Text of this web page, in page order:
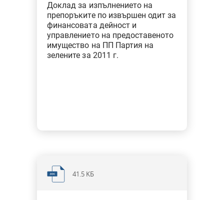
Доклад за изпълнението на
препоръките по извършен одит за
финансовата дейност и
управлението на предоставеното
имущество на ПП Партия на
зелените за 2011 г.
41.5 KБ